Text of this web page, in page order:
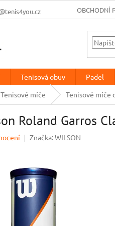
OBCHODNÍ
Tenisová obuv Padel
Tenisové míče Tenisové míče
Roland Garros
Značka:WILSON